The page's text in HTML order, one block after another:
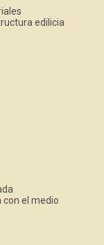
edilicia
con el medio